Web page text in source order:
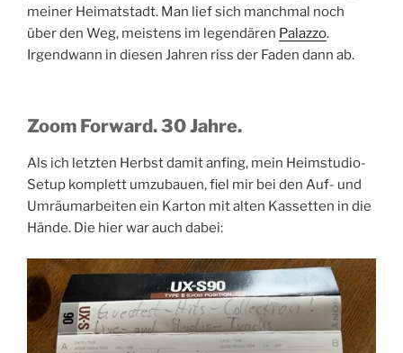
meiner Heimatstadt. Man lief sich manchmal noch
über den Weg, meistens im legendären Palazzo.
Irgendwann in diesen Jahren riss der Faden dann ab.
Zoom Forward. 30 Jahre.
Als ich letzten Herbst damit anfing, mein Heimstudio-
Setup komplett umzubauen, fiel mir bei den Auf- und
Umräumarbeiten ein Karton mit alten Kassetten in die
Hände. Die hier war auch dabei: